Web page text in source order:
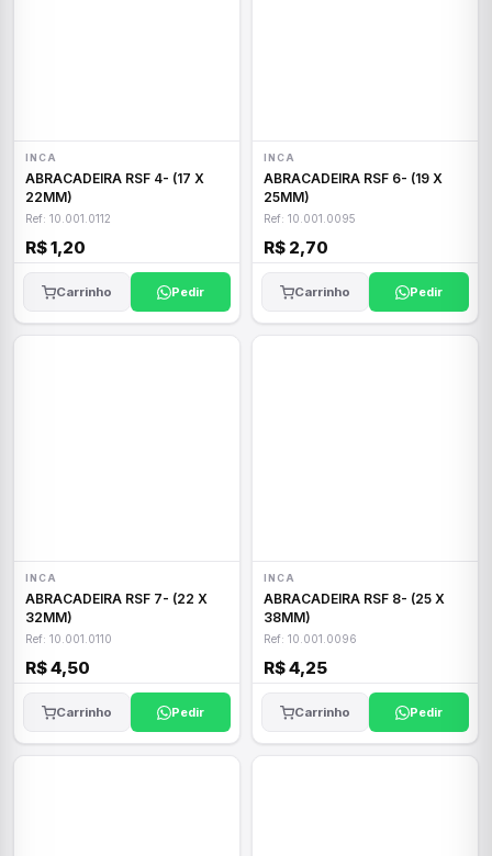
INCA
ABRACADEIRA RSF 4- (17 X
22MM)
Ref: 10.001.0112
R$ 1,20
Carrinho Pedir
INCA
ABRACADEIRA RSF 6- (19 X
25MM)
Ref: 10.001.0095
R$ 2,70
Carrinho Pedir
INCA
ABRACADEIRA RSF 7- (22 X
32MM)
Ref: 10.001.0110
R$ 4,50
Carrinho Pedir
INCA
ABRACADEIRA RSF 8- (25 X
38MM)
Ref: 10.001.0096
R$ 4,25
Carrinho Pedir